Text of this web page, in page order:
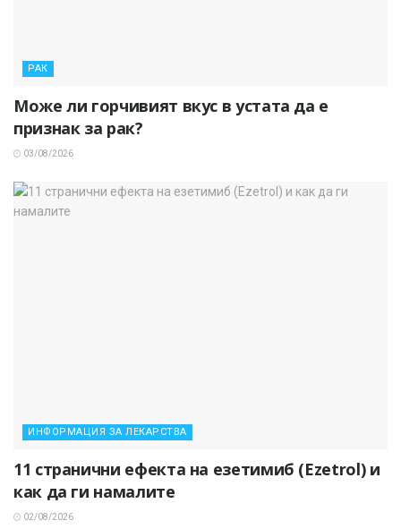
РАК
Може ли горчивият вкус в устата да е
признак за рак?
03/08/2026
ИНФОРМАЦИЯ ЗА ЛЕКАРСТВА
11 странични ефекта на езетимиб (Ezetrol) и
как да ги намалите
02/08/2026